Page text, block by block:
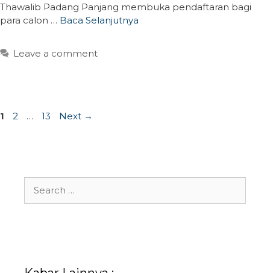
Thawalib Padang Panjang membuka pendaftaran bagi
para calon … Baca Selanjutnya
Leave a comment
Page
1 Page
2 … Page
13 Next →
Search